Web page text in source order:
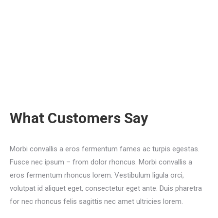
What Customers Say
Morbi convallis a eros fermentum fames ac turpis egestas.
Fusce nec ipsum – from dolor rhoncus. Morbi convallis a
eros fermentum rhoncus lorem. Vestibulum ligula orci,
volutpat id aliquet eget, consectetur eget ante. Duis pharetra
for nec rhoncus felis sagittis nec amet ultricies lorem.